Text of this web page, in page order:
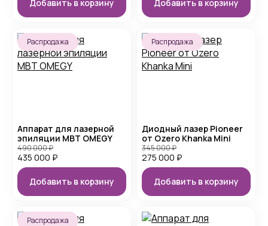
Добавить в корзину Добавить в корзину
Распродажа
Аппарат для лазерной
эпиляции MBT OMEGY
435 000 ₽
490 000₽
Добавить в корзину
Распродажа
Диодный лазер Pioneer
от Ozero Khanka Mini
275 000 ₽
345 000₽
Добавить в корзину
Распродажа